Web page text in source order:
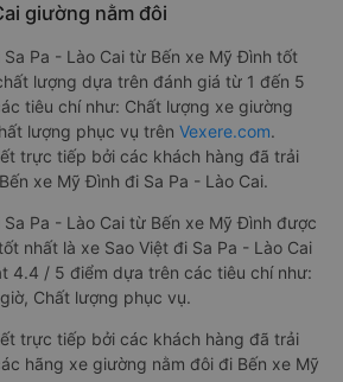
giường nằm đôi
Pa - Lào Cai từ Bến xe Mỹ Đình tốt
lượng dựa trên đánh giá từ 1 đến 5
tiêu chí như: Chất lượng xe giường
lượng phục vụ trên Vexere.com.
trực tiếp bởi các khách hàng đã trải
xe Mỹ Đình đi Sa Pa - Lào Cai.
Pa - Lào Cai từ Bến xe Mỹ Đình được
nhất là xe Sao Việt đi Sa Pa - Lào Cai
4.4 / 5 điểm dựa trên các tiêu chí như:
Chất lượng phục vụ.
trực tiếp bởi các khách hàng đã trải
hãng xe giường nằm đôi đi Bến xe Mỹ